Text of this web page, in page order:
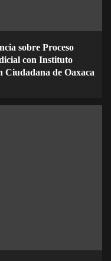
sobre Proceso
con Instituto
Ciudadana de Oaxaca